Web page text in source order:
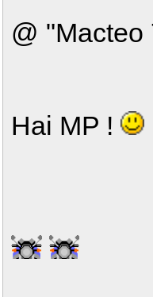
@ "Macteo
Hai MP !